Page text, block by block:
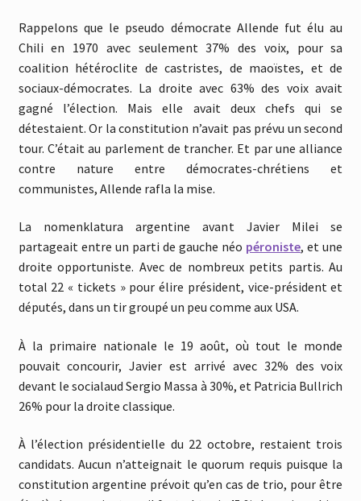
Rappelons que le pseudo démocrate Allende fut élu au
Chili en 1970 avec seulement 37% des voix, pour sa
coalition hétéroclite de castristes, de maoïstes, et de
sociaux-démocrates. La droite avec 63% des voix avait
gagné l’élection. Mais elle avait deux chefs qui se
détestaient. Or la constitution n’avait pas prévu un second
tour. C’était au parlement de trancher. Et par une alliance
contre nature entre démocrates-chrétiens et
communistes, Allende rafla la mise.
La nomenklatura argentine avant Javier Milei se
partageait entre un parti de gauche néo péroniste, et une
droite opportuniste. Avec de nombreux petits partis. Au
total 22 « tickets » pour élire président, vice-président et
députés, dans un tir groupé un peu comme aux USA.
À la primaire nationale le 19 août, où tout le monde
pouvait concourir, Javier est arrivé avec 32% des voix
devant le socialaud Sergio Massa à 30%, et Patricia Bullrich
26% pour la droite classique.
À l’élection présidentielle du 22 octobre, restaient trois
candidats. Aucun n’atteignait le quorum requis puisque la
constitution argentine prévoit qu’en cas de trio, pour être